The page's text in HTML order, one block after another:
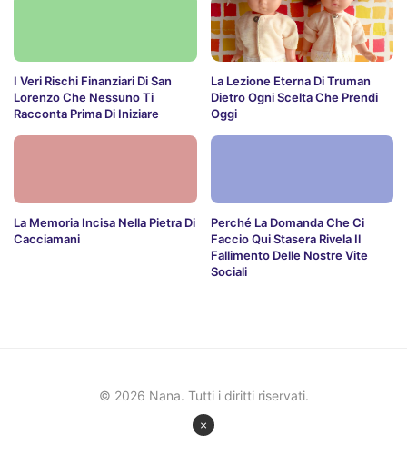
I Veri Rischi Finanziari Di San
Lorenzo Che Nessuno Ti
Racconta Prima Di Iniziare
La Lezione Eterna Di Truman
Dietro Ogni Scelta Che Prendi
Oggi
La Memoria Incisa Nella Pietra Di
Cacciamani
Perché La Domanda Che Ci
Faccio Qui Stasera Rivela Il
Fallimento Delle Nostre Vite
Sociali
×
© 2026 Nana. Tutti i diritti riservati.